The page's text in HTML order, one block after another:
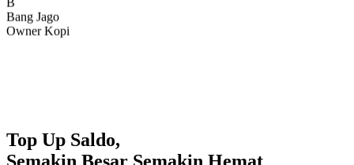
Bang Jago
Owner Kopi
Top Up Saldo,